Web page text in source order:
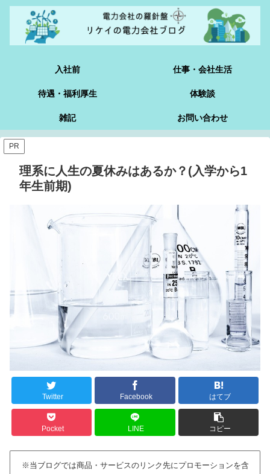
入社前 仕事・会社生活
待遇・福利厚生 体験談
雑記 お問い合わせ
PR
理系に人生の夏休みはあるか？(入学から1
年生前期)
Twitter Facebook はてブ
Pocket LINE コピー
※当ブログでは商品・サービスのリンク先にプロモーションを含